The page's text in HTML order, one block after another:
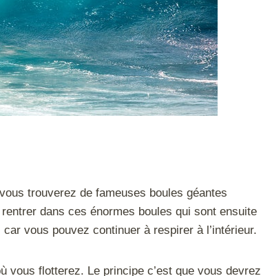
trouverez de fameuses boules géantes
dans ces énormes boules qui sont ensuite
vous pouvez continuer à respirer à l’intérieur.
vous flotterez. Le principe c’est que vous devrez